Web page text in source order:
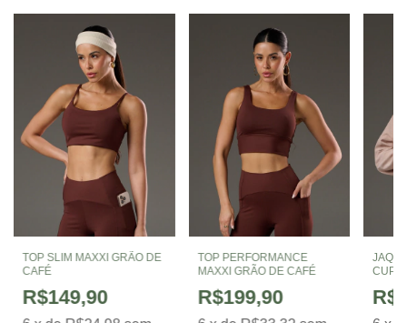
TOP SLIM MAXXI GRÃO DE
CAFÉ
R$149,90
TOP PERFORMANCE
MAXXI GRÃO DE CAFÉ
R$199,90